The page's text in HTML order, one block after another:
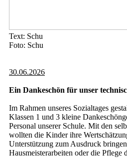
Text: Schu
Foto: Schu
30.06.2026
Ein Dankeschön für unser
Im Rahmen unseres Sozialtages
Klassen 1 und 3 kleine
Personal unserer Schule. Mit den
wollten die Kinder ihre
Unterstützung zum Ausdruck
Hausmeisterarbeiten oder die Pflege